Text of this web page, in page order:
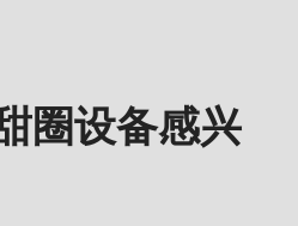
圈设备感兴